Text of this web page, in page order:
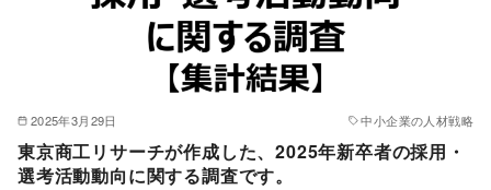
2025年3月29日 中小企業の人材戦略
東京商工リサーチが作成した、2025年新卒者の採用・
選考活動動向に関する調査です。